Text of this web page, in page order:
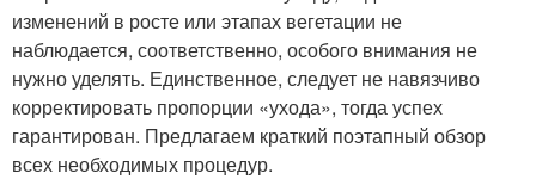
изменений в росте или этапах вегетации не
наблюдается, соответственно, особого внимания не
нужно уделять. Единственное, следует не навязчиво
корректировать пропорции «ухода», тогда успех
гарантирован. Предлагаем краткий поэтапный обзор
всех необходимых процедур.